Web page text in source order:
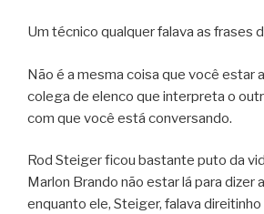
Um técnico qualquer falava as frases
Não é a mesma coisa que você estar
colega de elenco que interpreta o
com que você está conversando.
Rod Steiger ficou bastante puto da
Marlon Brando não estar lá para dizer
enquanto ele, Steiger, falava